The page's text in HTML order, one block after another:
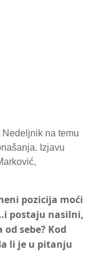
na temu
Izjavu
pozicija moći
postaju nasilni,
sebe? Kod
li je u pitanju